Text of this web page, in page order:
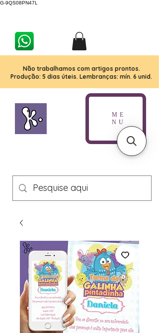
G-9QS08PN47L
Não trabalhamos com artigos prontos.
Produção: 5 dias úteis. Lembranças: mín. 6 unid.
ME
NU